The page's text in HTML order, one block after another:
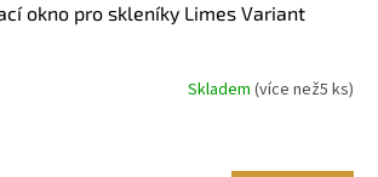
okno pro skleníky Limes Variant
Skladem (více než5 ks)